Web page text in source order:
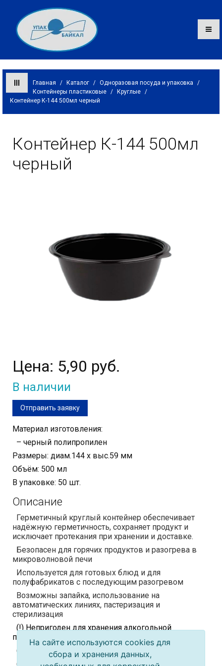
Каталог
Оплата и доставка
Контакты
Главная / Каталог / Одноразовая посуда и упаковка
/
Контейнеры пластиковые / Круглые /
Контейнер К-144 500мл черный
Контейнер К-144 500мл
черный
Цена: 5,90 руб.
В наличии
Отправить заявку
Материал изготовления:
– черный полипропилен
Размеры: диам.144 х выс.59 мм
Объём: 500 мл
В упаковке: 50 шт.
Описание
Герметичный круглый контейнер обеспечивает
надёжную герметичность, сохраняет продукт и
исключает протекания при хранении и доставке.
Безопасен для горячих продуктов и разогрева в
микроволновой печи
Используется для готовых блюд и для
полуфабрикатов с последующим разогревом
Возможны запайка, использование на
автоматических линиях, пастеризация и
стерилизация
(!) Непригоден для хранения алкогольной
продукции
(!) Не рекомендуется использовать повторно
(!) Не рекомендуется использовать для
На сайте используются cookies для
сбора и хранения данных,